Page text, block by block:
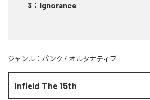
3 ： Ignorance
ジャンル： パンク / オルタナティブ
Infield The 15th